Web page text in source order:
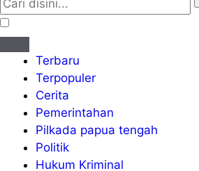
Terbaru
Terpopuler
Cerita
Pemerintahan
Pilkada papua tengah
Politik
Hukum Kriminal